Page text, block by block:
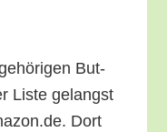
But­
Lis­te gelangst
Dort